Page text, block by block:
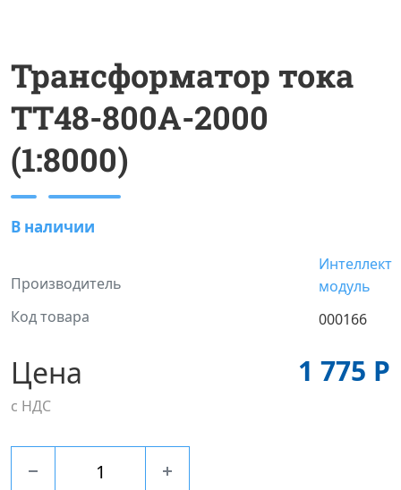
Трансформатор тока
ТТ48-800А-2000
(1:8000)
В наличии
Производитель
Интеллект
модуль
Код товара
000166
Цена
с НДС
1 775 Р